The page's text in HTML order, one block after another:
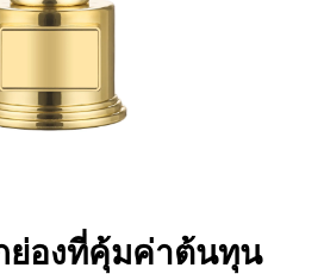
ย่องที่คุ้มค่าต้นทุน